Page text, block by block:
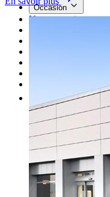
Occasion
Nos promotions
Plus